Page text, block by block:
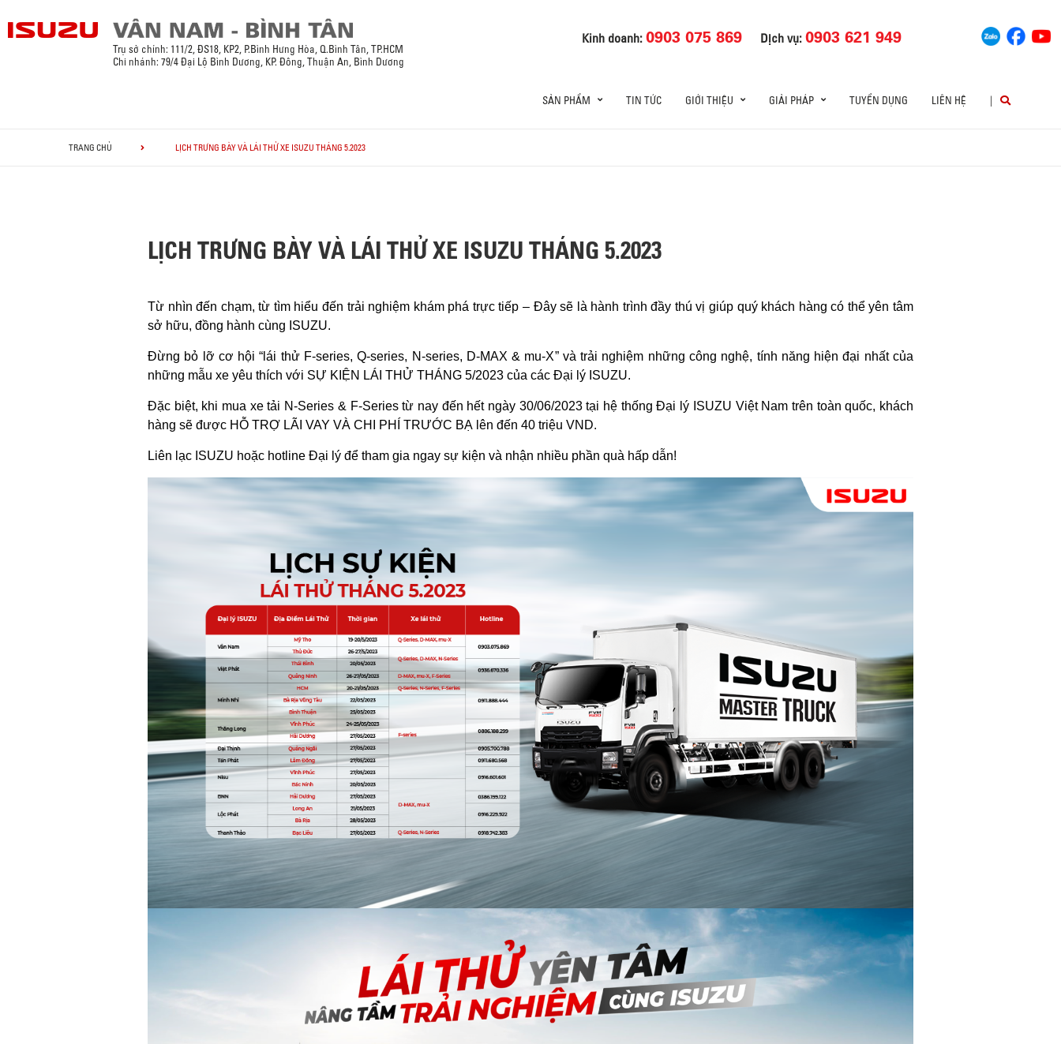
Kinh doanh:0903 075 869 Dịch vụ:0903 621 949
Trụ sở chính: 111/2, ĐS18, KP2, P.Bình Hưng Hòa, Q.Bình Tân, TP.HCM
Chi nhánh: 79/4 Đại Lộ Bình Dương, KP. Đông, Thuận An, Bình Dương
SẢN PHẨM TIN TỨC GIỚI THIỆU GIẢI PHÁP TUYỂN DỤNG LIÊN HỆ |
TRANG CHỦ LỊCH TRƯNG BÀY VÀ LÁI THỬ XE ISUZU THÁNG 5.2023
LỊCH TRƯNG BÀY VÀ LÁI THỬ XE ISUZU THÁNG 5.2023
Từ nhìn đến chạm, từ tìm hiểu đến trải nghiệm khám phá trực tiếp – Đây sẽ là hành trình đầy thú vị giúp quý khách hàng có thể yên tâm
sở hữu, đồng hành cùng ISUZU.
Đừng bỏ lỡ cơ hội “lái thử F-series, Q-series, N-series, D-MAX & mu-X” và trải nghiệm những công nghệ, tính năng hiện đại nhất của
những mẫu xe yêu thích với SỰ KIỆN LÁI THỬ THÁNG 5/2023 của các Đại lý ISUZU.
Đặc biệt, khi mua xe tải N-Series & F-Series từ nay đến hết ngày 30/06/2023 tại hệ thống Đại lý ISUZU Việt Nam trên toàn quốc, khách
hàng sẽ được HỖ TRỢ LÃI VAY VÀ CHI PHÍ TRƯỚC BẠ lên đến 40 triệu VND.
Liên lạc ISUZU hoặc hotline Đại lý để tham gia ngay sự kiện và nhận nhiều phần quà hấp dẫn!